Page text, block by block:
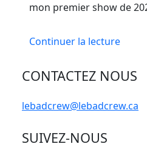
mon premier show de
Continuer la lecture
CONTACTEZ NOUS
lebadcrew@lebadcrew.ca
SUIVEZ-NOUS